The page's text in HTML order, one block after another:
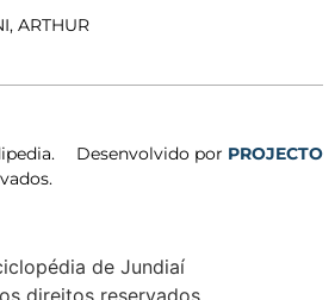
ARTHUR
Desenvolvido por PROJECTO
de Jundiaí
direitos reservados